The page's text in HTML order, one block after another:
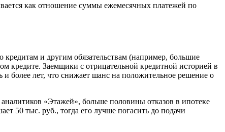
как отношение суммы ежемесячных платежей по
и другим обязательствам (например, большие
Заемщики с отрицательной кредитной историей в
более лет, что снижает шанс на положительное решение о
«Этажей», больше половины отказов в ипотеке
50 тыс. руб., тогда его лучше погасить до подачи